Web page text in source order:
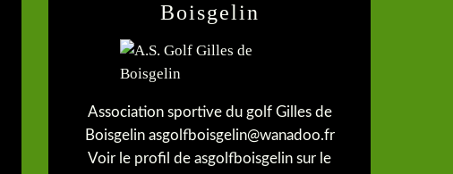
Boisgelin
Association sportive du golf Gilles de
Boisgelin asgolfboisgelin@wanadoo.fr
Voir le profil de asgolfboisgelin sur le